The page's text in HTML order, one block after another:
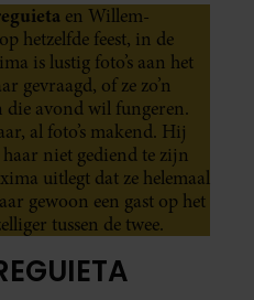
en Willem-
hetzelfde feest, in de
is lustig foto’s aan het
gevraagd, of ze zo’n
die avond wil fungeren.
al foto’s makend. Hij
niet gediend te zijn
uitlegt dat ze helemaal
gewoon een gast op het
tussen de twee.